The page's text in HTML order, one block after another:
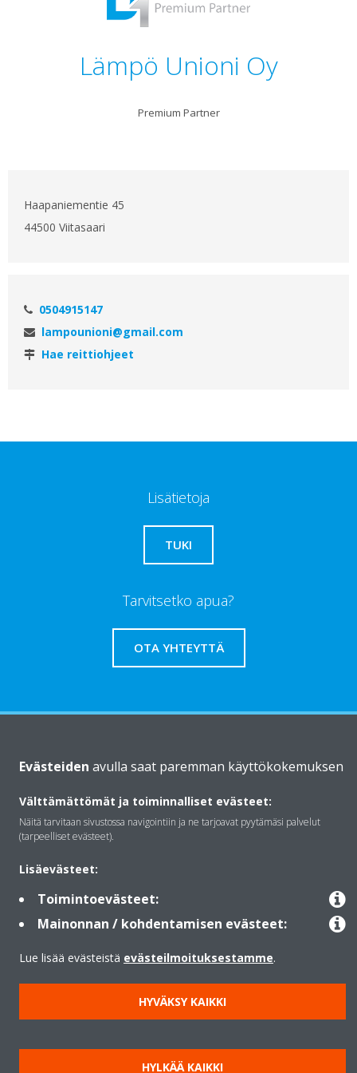
Lämpö Unioni Oy
Premium Partner
Haapaniementie 45
44500 Viitasaari
0504915147
lampounioni@gmail.com
Hae reittiohjeet
Lisätietoja
TUKI
Tarvitsetko apua?
OTA YHTEYTTÄ
Ratkaisut
Yhteystiedot
Lämpöpumput
Copyright © Daikin
Evästeiden avulla saat paremman käyttökokemuksen
Välttämättömät ja toiminnalliset evästeet:
Näitä tarvitaan sivustossa navigointiin ja ne tarjoavat pyytämäsi palvelut
(tarpeelliset evästeet).
Lisäevästeet:
Toimintoevästeet:
Mainonnan / kohdentamisen evästeet:
Lue lisää evästeistä evästeilmoituksestamme.
HYVÄKSY KAIKKI
HYLKÄÄ KAIKKI